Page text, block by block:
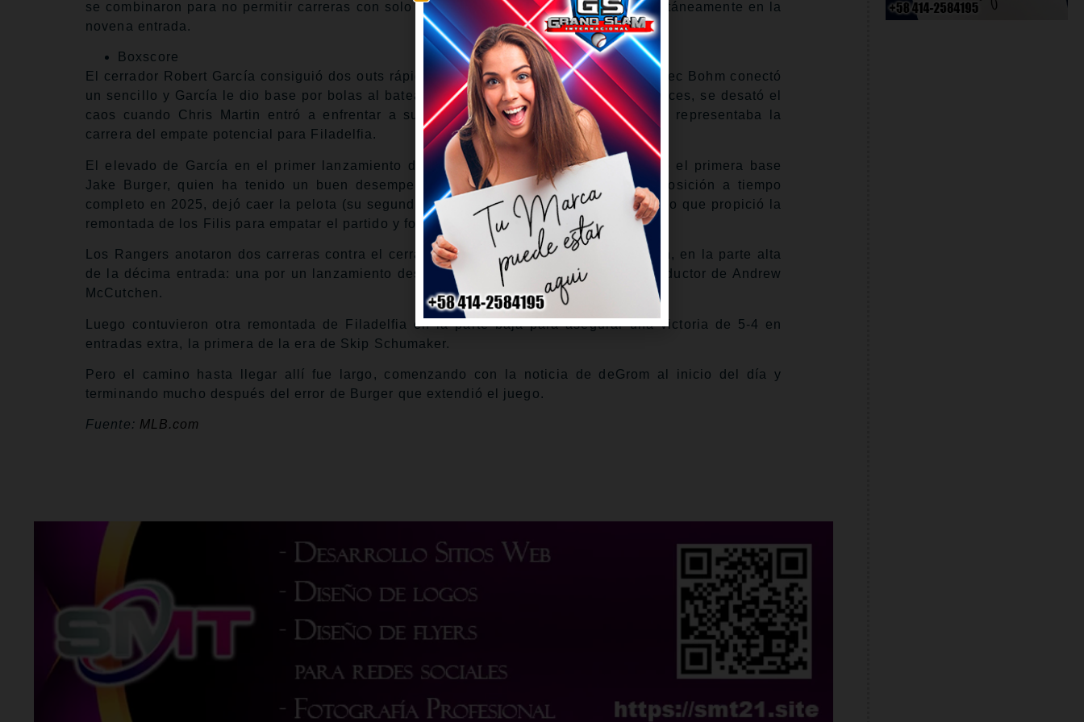
se combinaron para no permitir carreras con solo un hit, todo se desmoronó casi instantáneamente en la
novena entrada.
Boxscore
El cerrador Robert García consiguió dos outs rápidos para comenzar la entrada, pero Alec Bohm conectó
un sencillo y García le dio base por bolas al bateador emergente Edmundo Sosa. Entonces, se desató el
caos cuando Chris Martin entró a enfrentar a su viejo conocido Adolis García, quien representaba la
carrera del empate potencial para Filadelfia.
El elevado de García en el primer lanzamiento debió haber puesto fin al partido. Pero el primera base
Jake Burger, quien ha tenido un buen desempeño desde que se hizo cargo de la posición a tiempo
completo en 2025, dejó caer la pelota (su segundo elevado que se le cae en la tarde), lo que propició la
remontada de los Filis para empatar el partido y forzar entradas extra.
Los Rangers anotaron dos carreras contra el cerrador All-Star de los Filis, Jhoan Durán, en la parte alta
de la décima entrada: una por un lanzamiento descontrolado y otra con un sencillo productor de Andrew
McCutchen.
Luego contuvieron otra remontada de Filadelfia en la parte baja para asegurar una victoria de 5-4 en
entradas extra, la primera de la era de Skip Schumaker.
Pero el camino hasta llegar allí fue largo, comenzando con la noticia de deGrom al inicio del día y
terminando mucho después del error de Burger que extendió el juego.
Fuente: MLB.com